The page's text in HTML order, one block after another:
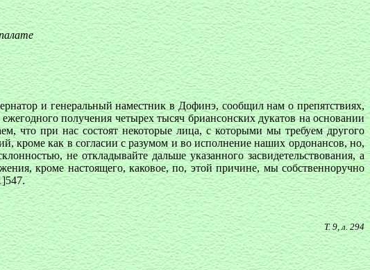
и генеральный наместник в Дофинэ, сообщил нам о препятствиях,
получения четырех тысяч бриансонских дукатов на основании
что при нас состоят некоторые лица, с которыми мы требуем другого
кроме как в согласии с разумом и во исполнение наших ордонансов, но,
не откладывайте дальше указанного засвидетельствования, а
кроме настоящего, каковое, по, этой причине, мы собственноручно
Т. 9, л. 294